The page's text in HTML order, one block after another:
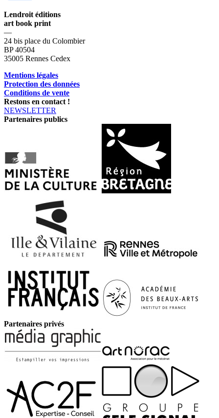
Lendroit éditions
art book print
—
24 bis place du Colombier
BP 40504
35005 Rennes Cedex
Mentions légales
Protection des données
Conditions de vente
Restons en contact !
NEWSLETTER
Partenaires publics
Partenaires privés